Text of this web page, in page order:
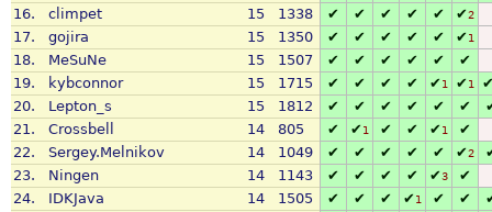
16.
climpet 15 1338 ✔ ✔ ✔ ✔ ✔ ✔2
17. gojira 15 1350 ✔ ✔ ✔ ✔ ✔ ✔1
18. MeSuNe 15 1507 ✔ ✔ ✔ ✔ ✔
✔
19.
kybconnor 15 1715 ✔ ✔ ✔ ✔ ✔1 ✔1
20.
Lepton_s 15 1812 ✔ ✔ ✔ ✔ ✔ ✔
21.
Crossbell 14 805 ✔ ✔1 ✔ ✔ ✔1
✔
22.
Sergey.Melnikov 14 1049 ✔ ✔ ✔ ✔ ✔ ✔2
23.
Ningen 14 1143 ✔ ✔ ✔ ✔ ✔3
✔
24.
IDKJava 14 1505 ✔ ✔ ✔ ✔1 ✔ ✔